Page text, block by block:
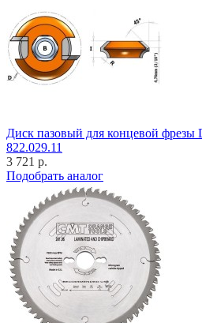
Диск пазовый для концевой
822.029.11
3 721 р.
Подобрать аналог